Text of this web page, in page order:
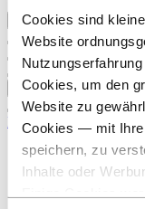
Cookies sind
Website
Cookies, um den
Website zu
Cookies — mit
speichern, zu
Inhalte oder
Zurück zum Hauptmenü
Schließen
Karriere
Offene Stellen
Ausbildung bei
Arbeiten bei